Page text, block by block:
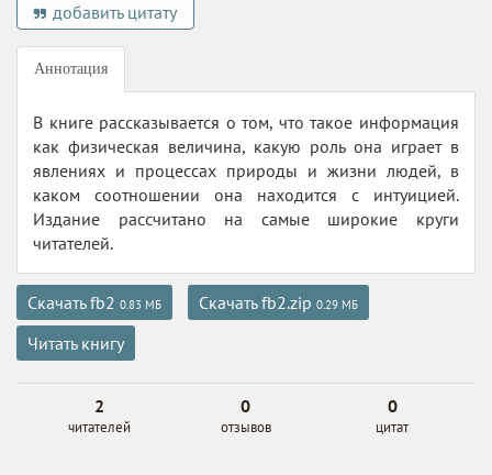
добавить цитату
Аннотация
В книге рассказывается о том, что такое информация
как физическая величина, какую роль она играет в
явлениях и процессах природы и жизни людей, в
каком соотношении она находится с интуицией.
Издание рассчитано на самые широкие круги
читателей.
Скачать fb2 0.83 МБ Скачать fb2.zip 0.29 МБ
Читать книгу
2
читателей
0
отзывов
0
цитат